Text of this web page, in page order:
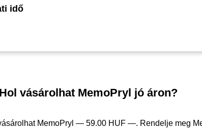
idő
Hol vásárolhat MemoPryl jó áron?
MemoPryl — 59.00 HUF —. Rendelje meg